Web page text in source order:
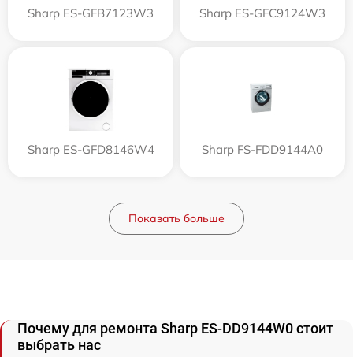
Sharp ES-GFB7123W3 Sharp ES-GFC9124W3
Sharp ES-GFD8146W4 Sharp FS-FDD9144A0
Показать больше
Почему для ремонта Sharp ES-DD9144W0 стоит
выбрать нас